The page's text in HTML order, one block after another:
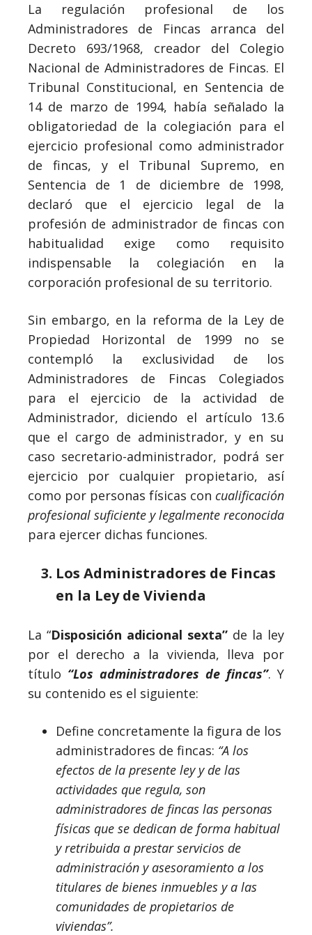
La regulación profesional de los
Administradores de Fincas arranca del
Decreto 693/1968, creador del Colegio
Nacional de Administradores de Fincas. El
Tribunal Constitucional, en Sentencia de
14 de marzo de 1994, había señalado la
obligatoriedad de la colegiación para el
ejercicio profesional como administrador
de fincas, y el Tribunal Supremo, en
Sentencia de 1 de diciembre de 1998,
declaró que el ejercicio legal de la
profesión de administrador de fincas con
habitualidad exige como requisito
indispensable la colegiación en la
corporación profesional de su territorio.
Sin embargo, en la reforma de la Ley de
Propiedad Horizontal de 1999 no se
contempló la exclusividad de los
Administradores de Fincas Colegiados
para el ejercicio de la actividad de
Administrador, diciendo el artículo 13.6
que el cargo de administrador, y en su
caso secretario-administrador, podrá ser
ejercicio por cualquier propietario, así
como por personas físicas con cualificación
profesional suficiente y legalmente reconocida
para ejercer dichas funciones.
Los Administradores de Fincas
en la Ley de Vivienda
La “Disposición adicional sexta” de la ley
por el derecho a la vivienda, lleva por
título “Los administradores de fincas”. Y
su contenido es el siguiente:
Define concretamente la figura de los
administradores de fincas: “A los
efectos de la presente ley y de las
actividades que regula, son
administradores de fincas las personas
físicas que se dedican de forma habitual
y retribuida a prestar servicios de
administración y asesoramiento a los
titulares de bienes inmuebles y a las
comunidades de propietarios de
viviendas”.